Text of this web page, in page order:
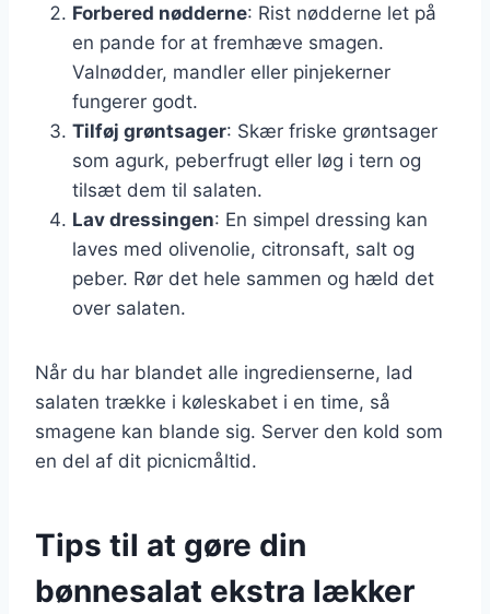
Forbered nødderne: Rist nødderne let på
en pande for at fremhæve smagen.
Valnødder, mandler eller pinjekerner
fungerer godt.
Tilføj grøntsager: Skær friske grøntsager
som agurk, peberfrugt eller løg i tern og
tilsæt dem til salaten.
Lav dressingen: En simpel dressing kan
laves med olivenolie, citronsaft, salt og
peber. Rør det hele sammen og hæld det
over salaten.
Når du har blandet alle ingredienserne, lad
salaten trække i køleskabet i en time, så
smagene kan blande sig. Server den kold som
en del af dit picnicmåltid.
Tips til at gøre din
bønnesalat ekstra lækker